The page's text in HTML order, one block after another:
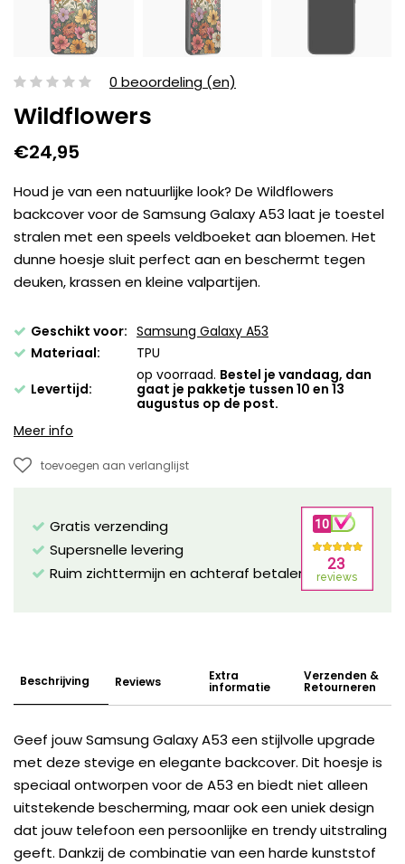
0 beoordeling (en)
Wildflowers
€24,95
Houd je van een natuurlijke look? De Wildflowers
backcover voor de Samsung Galaxy A53 laat je toestel
stralen met een speels veldboeket aan bloemen. Het
dunne hoesje sluit perfect aan en beschermt tegen
deuken, krassen en kleine valpartijen.
Geschikt voor: Samsung Galaxy A53
Materiaal:
TPU
Levertijd:
op voorraad. Bestel je vandaag, dan
gaat je pakketje tussen 10 en 13
augustus op de post.
Meer info
toevoegen aan verlanglijst
Gratis verzending
Supersnelle levering
Ruim zichttermijn en achteraf betalen mogelijk!
Beschrijving Reviews Extra
informatie
Verzenden &
Retourneren
Geef jouw Samsung Galaxy A53 een stijlvolle upgrade
met deze stevige en elegante backcover. Dit hoesje is
speciaal ontworpen voor de A53 en biedt niet alleen
uitstekende bescherming, maar ook een uniek design
dat jouw telefoon een persoonlijke en trendy uitstraling
geeft. Dankzij de combinatie van een harde kunststof